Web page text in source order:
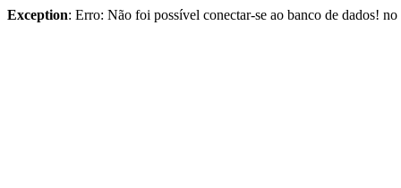
Exception: Erro: Não foi possível conectar-se ao banco de dados!